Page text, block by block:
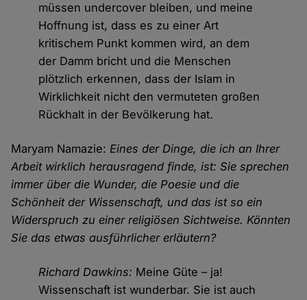
müssen undercover bleiben, und meine
Hoffnung ist, dass es zu einer Art
kritischem Punkt kommen wird, an dem
der Damm bricht und die Menschen
plötzlich erkennen, dass der Islam in
Wirklichkeit nicht den vermuteten großen
Rückhalt in der Bevölkerung hat.
Maryam Namazie:Eines der Dinge, die ich an Ihrer
Arbeit wirklich herausragend finde, ist: Sie sprechen
immer über die Wunder, die Poesie und die
Schönheit der Wissenschaft, und das ist so ein
Widerspruch zu einer religiösen Sichtweise. Könnten
Sie das etwas ausführlicher erläutern?
Richard Dawkins: Meine Güte – ja!
Wissenschaft ist wunderbar. Sie ist auch